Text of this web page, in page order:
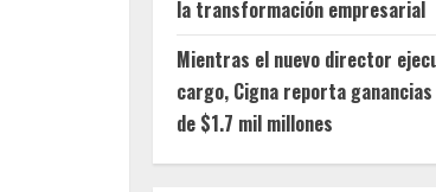
la transformación empresarial
Mientras el nuevo director
cargo, Cigna reporta
de $1.7 mil millones